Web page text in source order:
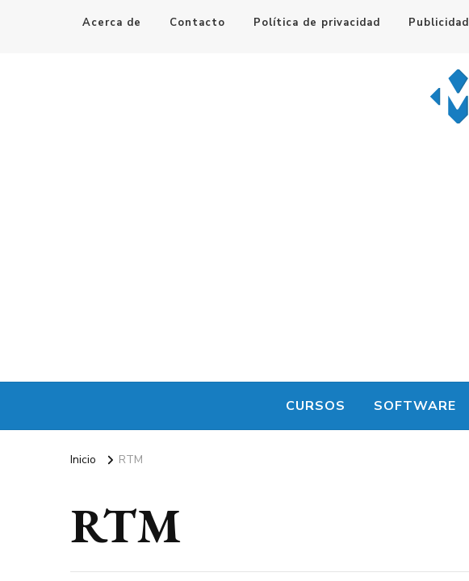
Acerca de Contacto Política de privacidad Publicidad
CURSOS SOFTWARE
Inicio RTM
RTM